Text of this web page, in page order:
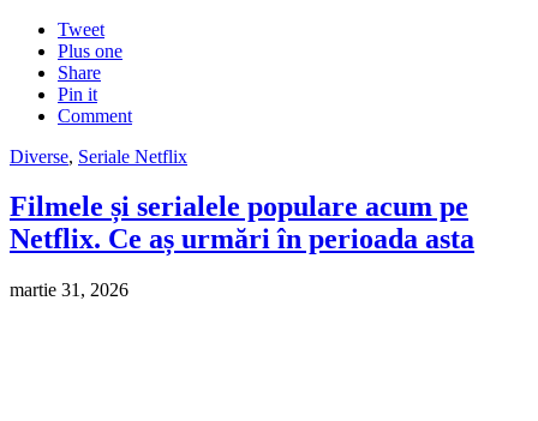
Tweet
Plus one
Share
Pin it
Comment
Diverse, Seriale Netflix
Filmele și serialele populare acum pe
Netflix. Ce aș urmări în perioada asta
martie 31, 2026